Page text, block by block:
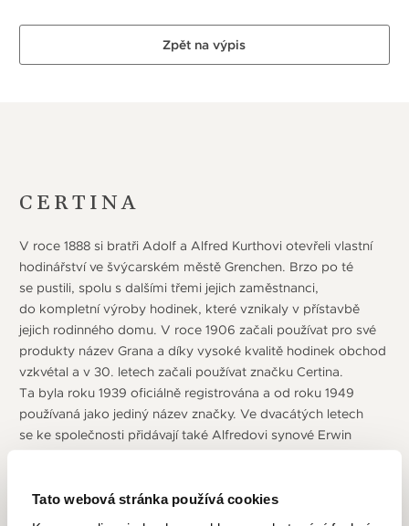
Tato webová stránka používá cookies
Zpět na výpis
CERTINA
V roce 1888 si bratři Adolf a Alfred Kurthovi otevřeli vlastní
hodinářství ve švýcarském městě Grenchen. Brzo po té
se pustili, spolu s dalšími třemi jejich zaměstnanci,
do kompletní výroby hodinek, které vznikaly v přístavbě
jejich rodinného domu. V roce 1906 začali používat pro své
produkty název Grana a díky vysoké kvalitě hodinek obchod
vzkvétal a v 30. letech začali používat značku Certina.
Ta byla roku 1939 oficiálně registrována a od roku 1949
používaná jako jediný název značky. Ve dvacátých letech
se ke společnosti přidávají také Alfredovi synové Erwin
se o automatické hodinky extrémně odolné proti nárazu